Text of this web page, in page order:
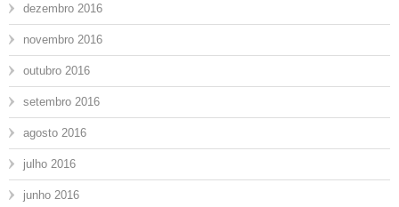
dezembro 2016
novembro 2016
outubro 2016
setembro 2016
agosto 2016
julho 2016
junho 2016